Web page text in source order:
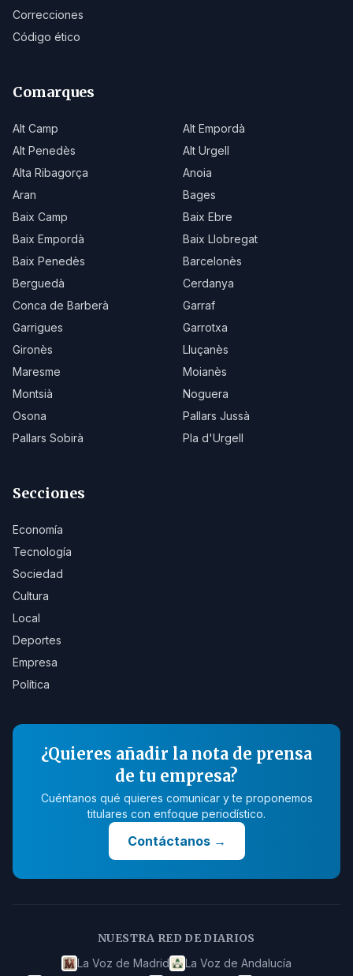
Correcciones
Código ético
Comarques
Alt Camp
Alt Empordà
Alt Penedès
Alt Urgell
Alta Ribagorça
Anoia
Aran
Bages
Baix Camp
Baix Ebre
Baix Empordà
Baix Llobregat
Baix Penedès
Barcelonès
Berguedà
Cerdanya
Conca de Barberà
Garraf
Garrigues
Garrotxa
Gironès
Lluçanès
Maresme
Moianès
Montsià
Noguera
Osona
Pallars Jussà
Pallars Sobirà
Pla d'Urgell
Secciones
Economía
Tecnología
Sociedad
Cultura
Local
Deportes
Empresa
Política
¿Quieres añadir la nota de prensa
de tu empresa?
Cuéntanos qué quieres comunicar y te proponemos
titulares con enfoque periodístico.
Contáctanos→
NUESTRA RED DE DIARIOS
La Voz de Madrid La Voz de Andalucía